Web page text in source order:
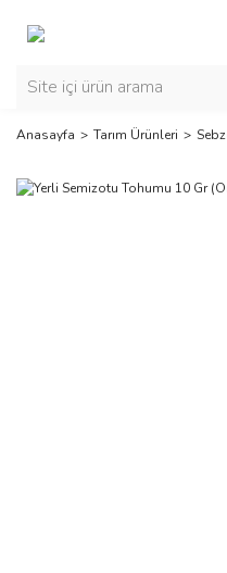
Anasayfa Tarım Ürünleri